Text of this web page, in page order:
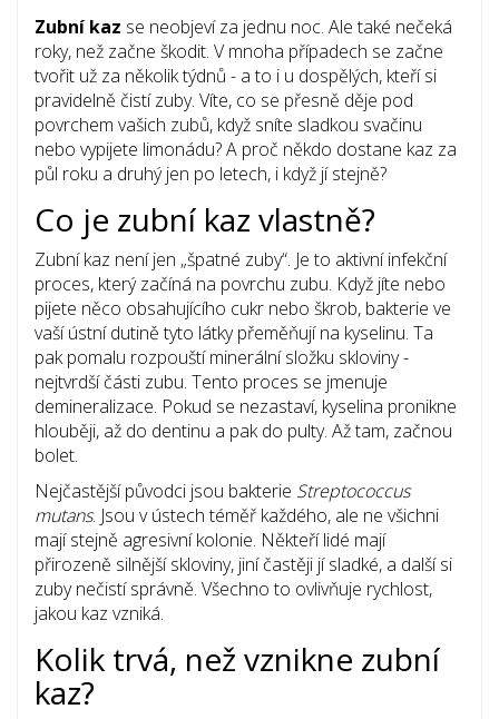
Zubní kaz se neobjeví za jednu noc. Ale také nečeká
roky, než začne škodit. V mnoha případech se začne
tvořit už za několik týdnů - a to i u dospělých, kteří si
pravidelně čistí zuby. Víte, co se přesně děje pod
povrchem vašich zubů, když sníte sladkou svačinu
nebo vypijete limonádu? A proč někdo dostane kaz za
půl roku a druhý jen po letech, i když jí stejně?
Co je zubní kaz vlastně?
Zubní kaz není jen „špatné zuby“. Je to aktivní infekční
proces, který začíná na povrchu zubu. Když jíte nebo
pijete něco obsahujícího cukr nebo škrob, bakterie ve
vaší ústní dutině tyto látky přeměňují na kyselinu. Ta
pak pomalu rozpouští minerální složku skloviny -
nejtvrdší části zubu. Tento proces se jmenuje
demineralizace. Pokud se nezastaví, kyselina pronikne
hlouběji, až do dentinu a pak do pulty. Až tam, začnou
bolet.
Nejčastější původci jsou bakterie Streptococcus
mutans. Jsou v ústech téměř každého, ale ne všichni
mají stejně agresivní kolonie. Někteří lidé mají
přirozeně silnější skloviny, jiní častěji jí sladké, a další si
zuby nečistí správně. Všechno to ovlivňuje rychlost,
jakou kaz vzniká.
Kolik trvá, než vznikne zubní
kaz?